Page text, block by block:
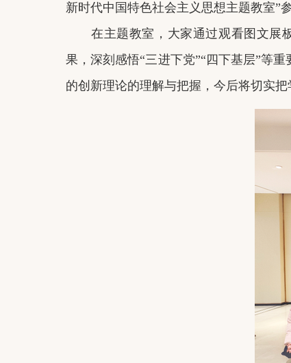
新时代中国特色社会主义思想主题教室”
在主题教室，大家通过观看图文展
果，深刻感悟“三进下党”“四下基层”等
的创新理论的理解与把握，今后将切实